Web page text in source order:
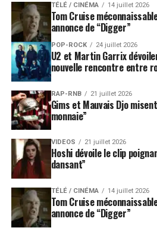
TÉLÉ / CINÉMA 14 juillet 2026
Tom Cruise
annonce de “Digger”
POP-ROCK 24 juillet 2026
U2 et Martin Garrix
nouvelle rencontre entre
RAP-RNB 21 juillet 2026
Gims et Mauvais Djo
monnaie”
VIDEOS 21 juillet 2026
Hoshi dévoile le clip
dansant”
TÉLÉ / CINÉMA 14 juillet 2026
Tom Cruise
annonce de “Digger”